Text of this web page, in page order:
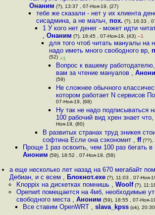
Онаним (?), 13:37 , 07-Ноя-19, (27)
тебе же сказали - нет у их клиента
сисадмина, а не мальч, пох. (?), 16:33 ,
1 У кого нет денег - может идти
, Онаним (?), 16:45 , 07-Ноя-19, (43) –1
для того чтоб читать мануалы на
надо иметь много свободного вр,
(52) +1
Вопрос к вашему
вам за чтение мануалов ,
(59)
Не сложнее обычного
котором работает N сервисов
07-Ноя-19, (68)
Ну так не надо подписываться
100 рабочий вид хрен знает что,
Ноя-19, (80)
В развитых странах труд эникея
софтина Если она сэкономит , ff(??),
Проще 1 раз освоить, чем 100 раз бегать в
Аноним (59), 18:52 , 07-Ноя-19, (58)
а еще несколько лет назад на 670 мегабайт
Дебиан, и с всем , Блокнот.exe (?), 11:03 , 07-Ноя-
Knoppix на дискетках помнишь , Woolf(?),
Openwrt помещается на 4мб, необходимые
свободного места , Аноним (59), 18:55 , 07-Ноя-
Все ставим OpenWRT , slava_kpss(ok),